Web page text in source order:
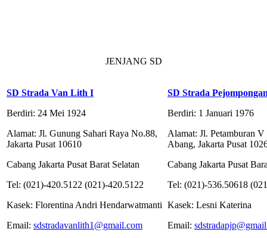
JENJANG SD
SD Strada Van Lith I
Berdiri: 24 Mei 1924
Alamat: Jl. Gunung Sahari Raya No.88,
Jakarta Pusat 10610
Cabang Jakarta Pusat Barat Selatan
Tel: (021)-420.5122 (021)-420.5122
Kasek: Florentina Andri Hendarwatmanti
Email: sdstradavanlith1@gmail.com
SD Strada
Berdiri: 1 Januari 1976
Alamat: Jl. Petamburan
Abang, Jakarta Pusat
Cabang Jakarta Pusat
Tel: (021)-536.50618
Kasek: Lesni Katerina
Email: